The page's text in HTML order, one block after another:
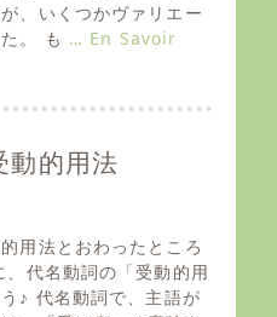
、いくつかヴァリエー
。 も … En Savoir
動的用法
用法とおわったところ
代名動詞の「受動的用
♪ 代名動詞で、主語が